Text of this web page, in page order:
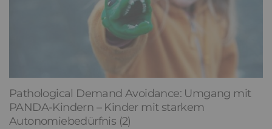
Pathological Demand Avoidance: Umgang mit
PANDA-Kindern – Kinder mit starkem
Autonomiebedürfnis (2)